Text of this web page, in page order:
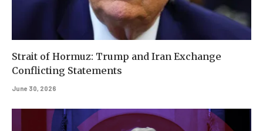
Strait of Hormuz: Trump and Iran Exchange
Conflicting Statements
June 30, 2026